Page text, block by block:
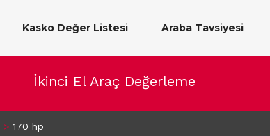
Kasko Değer Listesi Araba Tavsiyesi
İkinci El Araç Değerleme
> 170 hp